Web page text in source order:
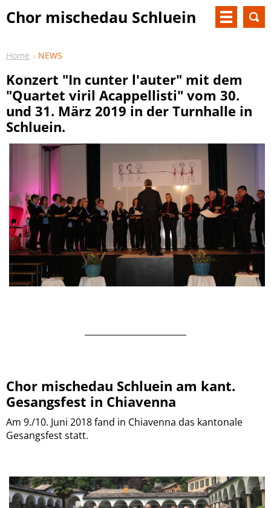
Chor mischedau Schluein
Home NEWS
Konzert "In cunter l'auter" mit dem
"Quartet viril Acappellisti" vom 30.
und 31. März 2019 in der Turnhalle in
Schluein.
Chor mischedau Schluein am kant.
Gesangsfest in Chiavenna
Am 9./10. Juni 2018 fand in Chiavenna das kantonale
Gesangsfest statt.